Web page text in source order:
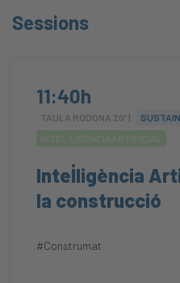
Sessions
11:40h
TAULA RODONA 20' |
Intel·ligència
la construcció
#Construmat